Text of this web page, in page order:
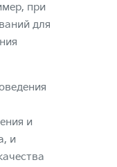
при
для
и
и